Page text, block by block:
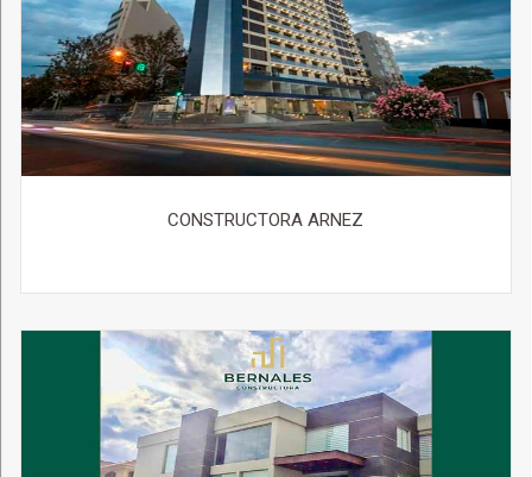
CONSTRUCTORA ARNEZ